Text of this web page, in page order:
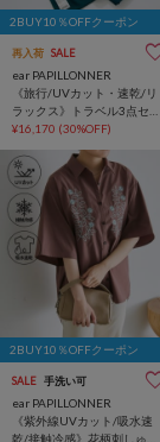
2BUY10％OFFクーポン
再入荷 SALE
ear PAPILLONNER
《旅行/UVカット・速乾/リ
ラックス》トラベル3点セッ
ト【SUM1 STYLE(スミスタ
¥16,170 (30%OFF)
2BUY10％OFFクーポン
SALE 手洗い可
ear PAPILLONNER
《紫外線UVカット/吸水速
乾/接触冷感》花柄刺しゅう